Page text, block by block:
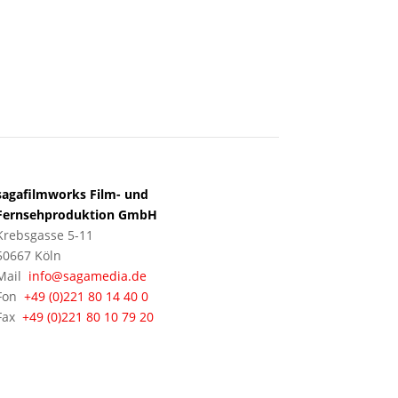
Film- und
GmbH
5-11
Köln
info@sagamedia.de
+49 (0)221 80 14 40 0
+49 (0)221 80 10 79 20